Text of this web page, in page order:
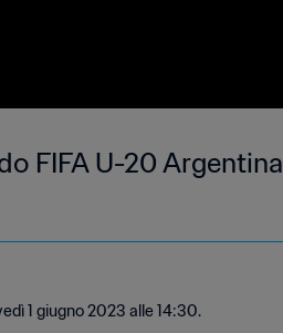
FIFA U-20 Argentina
1 giugno 2023 alle 14:30.